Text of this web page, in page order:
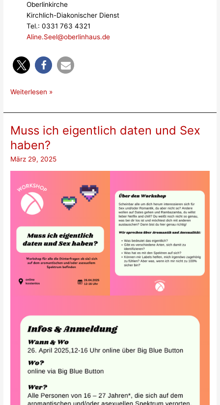
Oberlinkirche
Kirchlich-Diakonischer Dienst
Tel.: 0331 763 4321
Aline.Seel@oberlinhaus.de
Gottesdienst
Ostersonntag
10
Uhr
Weiterlesen »
Muss ich eigentlich daten und Sex
haben?
März 29, 2025